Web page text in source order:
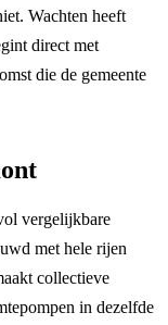
Wachten heeft
direct met
die de gemeente
vergelijkbare
met hele rijen
collectieve
in dezelfde